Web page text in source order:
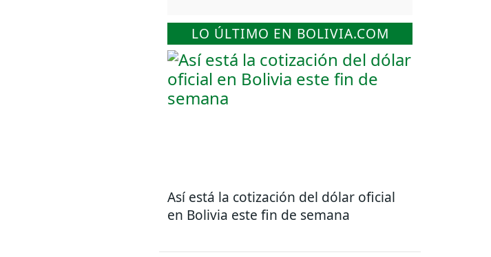
LO ÚLTIMO EN BOLIVIA.COM
Así está la cotización del dólar oficial
en Bolivia este fin de semana